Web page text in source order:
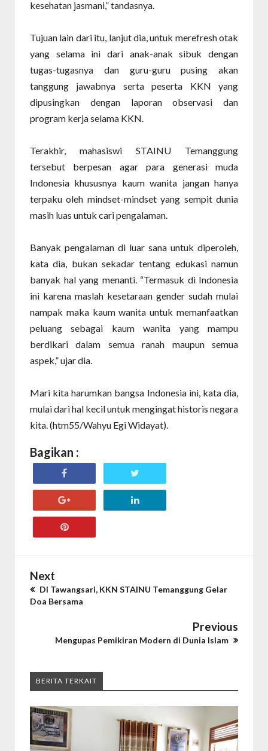
kesehatan jasmani,” tandasnya.
Tujuan lain dari itu, lanjut dia, untuk merefresh otak
yang selama ini dari anak-anak sibuk dengan
tugas-tugasnya dan guru-guru pusing akan
tanggung jawabnya serta peserta KKN yang
dipusingkan dengan laporan observasi dan
program kerja selama KKN.
Terakhir, mahasiswi STAINU Temanggung
tersebut berpesan agar para generasi muda
Indonesia khususnya kaum wanita jangan hanya
terpaku oleh mindset-mindset yang sempit dunia
masih luas untuk cari pengalaman.
Banyak pengalaman di luar sana untuk diperoleh,
kata dia, bukan sekadar tentang edukasi namun
banyak hal yang menanti. “Termasuk di Indonesia
ini karena maslah kesetaraan gender sudah mulai
nampak maka kaum wanita untuk memanfaatkan
peluang sebagai kaum wanita yang mampu
berdikari dalam semua ranah maupun semua
aspek,” ujar dia.
Mari kita harumkan bangsa Indonesia ini, kata dia,
mulai dari hal kecil untuk mengingat historis negara
kita. (htm55/Wahyu Egi Widayat).
Bagikan :
Next
Di Tawangsari, KKN STAINU Temanggung Gelar
Doa Bersama
Previous
Mengupas Pemikiran Modern di Dunia Islam
BERITA TERKAIT